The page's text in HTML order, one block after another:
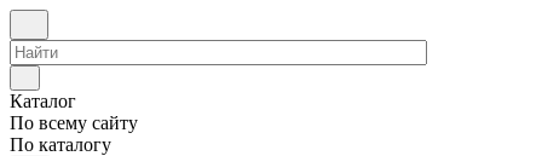
Каталог
По всему сайту
По каталогу